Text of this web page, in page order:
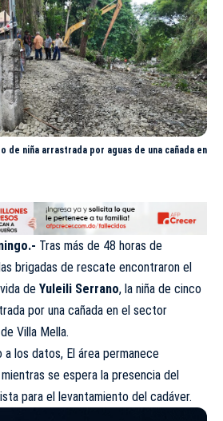
de niña arrastrada por aguas de una cañada en
Tras más de 48 horas de
brigadas de rescate encontraron el
de Yuleili Serrano, la niña de cinco
por una cañada en el sector
Villa Mella.
a los datos, El área permanece
se espera la presencia del
para el levantamiento del cadáver.